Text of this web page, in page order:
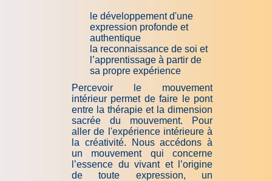
le développement d'une
expression profonde et
authentique
la reconnaissance de soi et
l’apprentissage à partir de
sa propre expérience
Percevoir le mouvement
intérieur permet de faire le pont
entre la thérapie et la dimension
sacrée du mouvement. Pour
aller de l'expérience intérieure à
la créativité. Nous accédons à
un mouvement qui concerne
l’essence du vivant et l’origine
de toute expression, un